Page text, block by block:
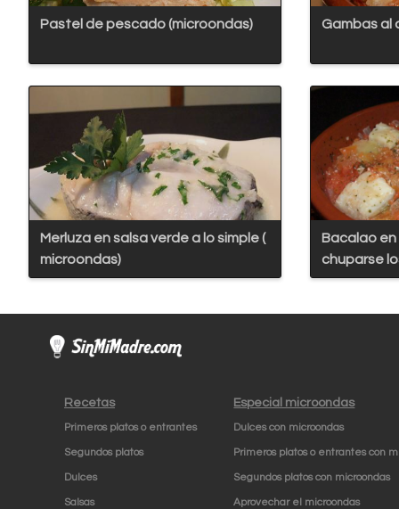
Pastel de pescado (microondas) Gambas al
Merluza en salsa verde a lo simple (
microondas)
Bacalao
chuparse
Recetas
Primeros platos o entrantes
Segundos platos
Dulces
Salsas
Especial microondas
Dulces con microondas
Primeros platos o entrantes con
Segundos platos con microondas
Aprovechar el microondas